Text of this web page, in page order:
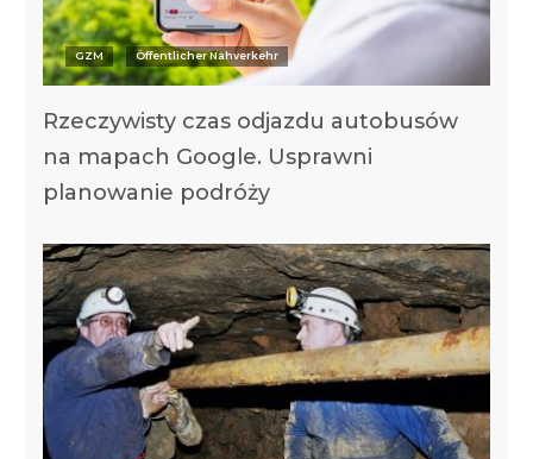
GZM Öffentlicher Nahverkehr
Rzeczywisty czas odjazdu autobusów
na mapach Google. Usprawni
planowanie podróży